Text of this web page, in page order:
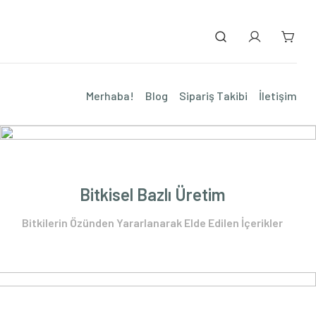
İletişim
Sipariş Takibi
Blog
Merhaba!
Bitkisel Bazlı Üretim
Bitkilerin Özünden Yararlanarak Elde Edilen İçerikler